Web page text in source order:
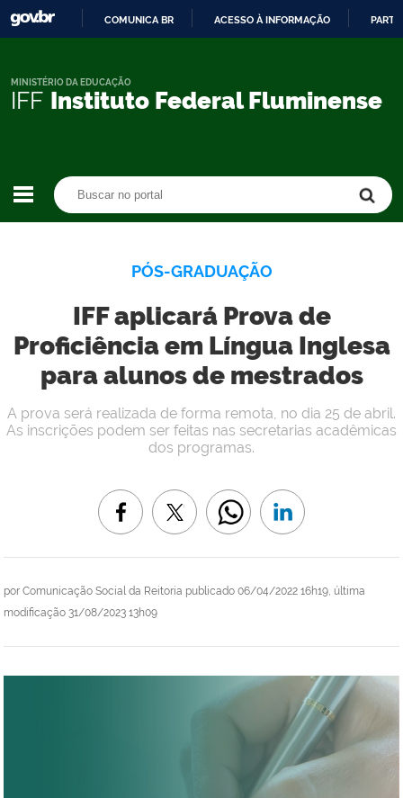
CONTEÚDO
COMUNICA BR ACESSO À INFORMAÇÃO
IFF Instituto Federal Fluminense
MINISTÉRIO DA EDUCAÇÃO
PÓS-GRADUAÇÃO
IFF aplicará Prova de
Proficiência em Língua Inglesa
para alunos de mestrados
por Comunicação Social da Reitoria publicado 06/04/2022 16h19, última
modificação 31/08/2023 13h09
A prova será realizada de forma remota, no dia 25 de abril.
As inscrições podem ser feitas nas secretarias acadêmicas
dos programas.